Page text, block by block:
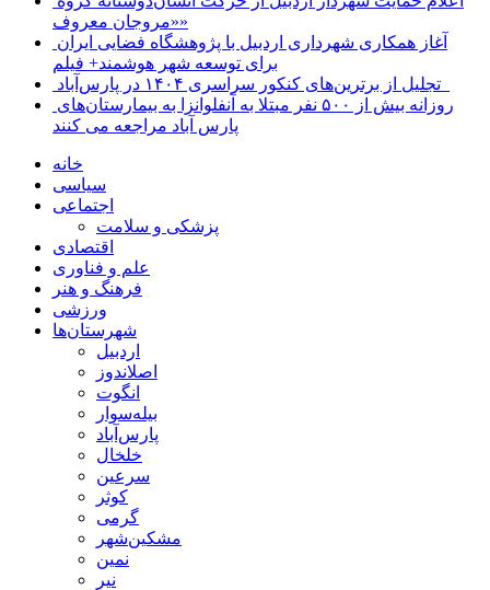
«مروجان معروف»
برای توسعه شهر هوشمند+ فیلم
پارس آباد مراجعه می کنند
خانه
سیاسی
اجتماعی
پزشکی و سلامت
اقتصادی
علم و فناوری
فرهنگ و هنر
ورزشی
شهرستان‌ها
اردبیل
اصلاندوز
انگوت
بیله‌سوار
پارس‌آباد
خلخال
سرعین
کوثر
گرمی
مشکین‌شهر
نمین
نیر